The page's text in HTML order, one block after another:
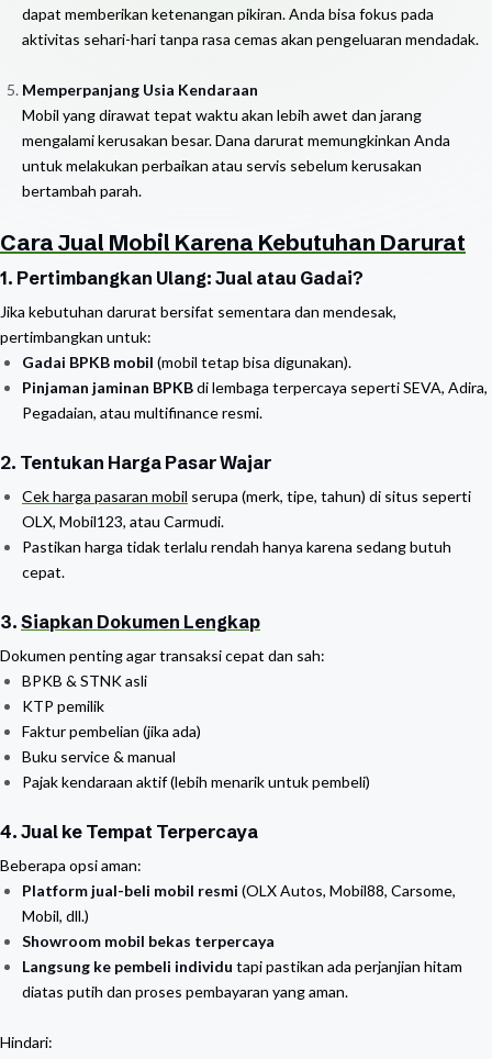
dapat memberikan ketenangan pikiran. Anda bisa fokus pada
aktivitas sehari-hari tanpa rasa cemas akan pengeluaran mendadak.
Memperpanjang Usia Kendaraan
Mobil yang dirawat tepat waktu akan lebih awet dan jarang
mengalami kerusakan besar. Dana darurat memungkinkan Anda
untuk melakukan perbaikan atau servis sebelum kerusakan
bertambah parah.
Cara Jual Mobil Karena Kebutuhan Darurat
1. Pertimbangkan Ulang: Jual atau Gadai?
Jika kebutuhan darurat bersifat sementara dan mendesak,
pertimbangkan untuk:
Gadai BPKB mobil (mobil tetap bisa digunakan).
Pinjaman jaminan BPKBdi lembaga terpercaya seperti SEVA, Adira,
Pegadaian, atau multifinance resmi.
2. Tentukan Harga Pasar Wajar
Cek harga pasaran mobil serupa (merk, tipe, tahun) di situs seperti
OLX, Mobil123, atau Carmudi.
Pastikan harga tidak terlalu rendah hanya karena sedang butuh
cepat.
3. Siapkan Dokumen Lengkap
Dokumen penting agar transaksi cepat dan sah:
BPKB & STNK asli
KTP pemilik
Faktur pembelian (jika ada)
Buku service & manual
Pajak kendaraan aktif (lebih menarik untuk pembeli)
4. Jual ke Tempat Terpercaya
Beberapa opsi aman:
Platform jual-beli mobil resmi (OLX Autos, Mobil88, Carsome,
Mobil, dll.)
Showroom mobil bekas terpercaya
Langsung ke pembeli individu tapi pastikan ada perjanjian hitam
diatas putih dan proses pembayaran yang aman.
Hindari: